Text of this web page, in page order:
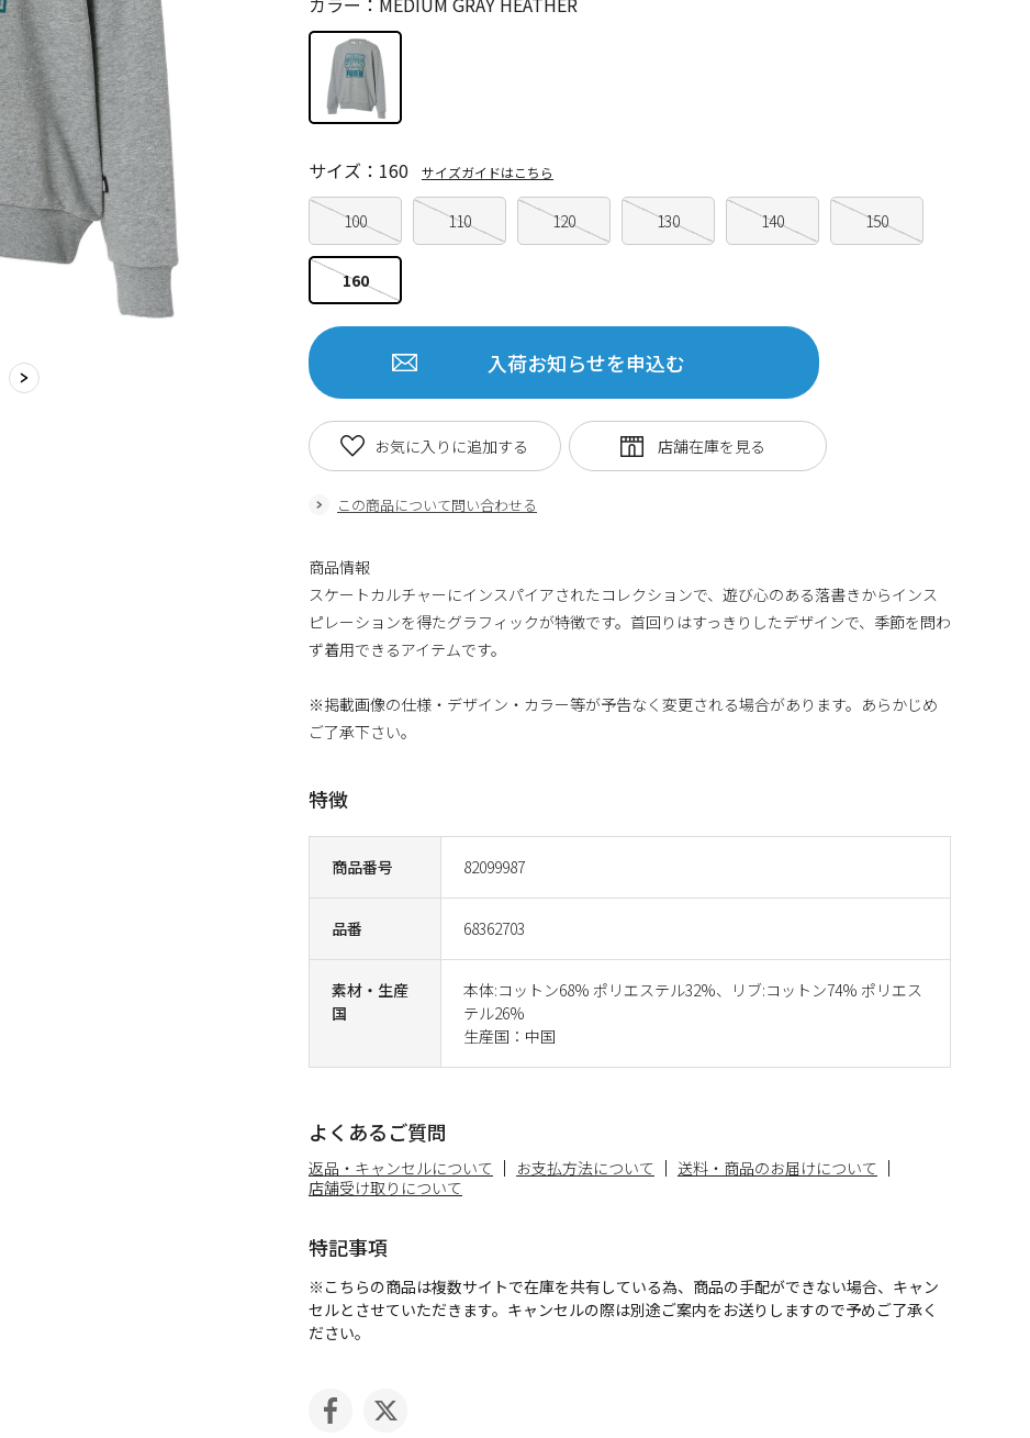
商品番号 82099987
品番 68362703
素材・生産
国
本体:コットン68% ポリエステル32%、リブ:コットン74% ポリエス
テル26%
生産国：中国
100 110 120 130 140 150
160
サイズ：160 サイズガイドはこちら
入荷お知らせを申込む
この商品について問い合わせる
お気に入りに追加する
商品情報
スケートカルチャーにインスパイアされたコレクションで、遊び心のある落書きからインス
ピレーションを得たグラフィックが特徴です。首回りはすっきりしたデザインで、季節を問わ
ず着用できるアイテムです。
※掲載画像の仕様・デザイン・カラー等が予告なく変更される場合があります。あらかじめ
ご了承下さい。
特徴
よくあるご質問
返品・キャンセルについて お支払方法について
送料・商品のお届けについて
店舗受け取りについて
特記事項
※こちらの商品は複数サイトで在庫を共有している為、商品の手配ができない場合、キャン
セルとさせていただきます。キャンセルの際は別途ご案内をお送りしますので予めご了承く
ださい。